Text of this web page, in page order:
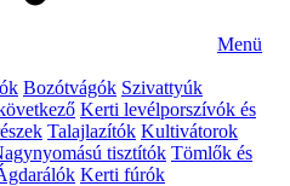
Menü
Bozótvágók Szivattyúk
Kerti levélporszívók és
Talajlazítók Kultivátorok
tisztítók Tömlők és
Kerti fúrók